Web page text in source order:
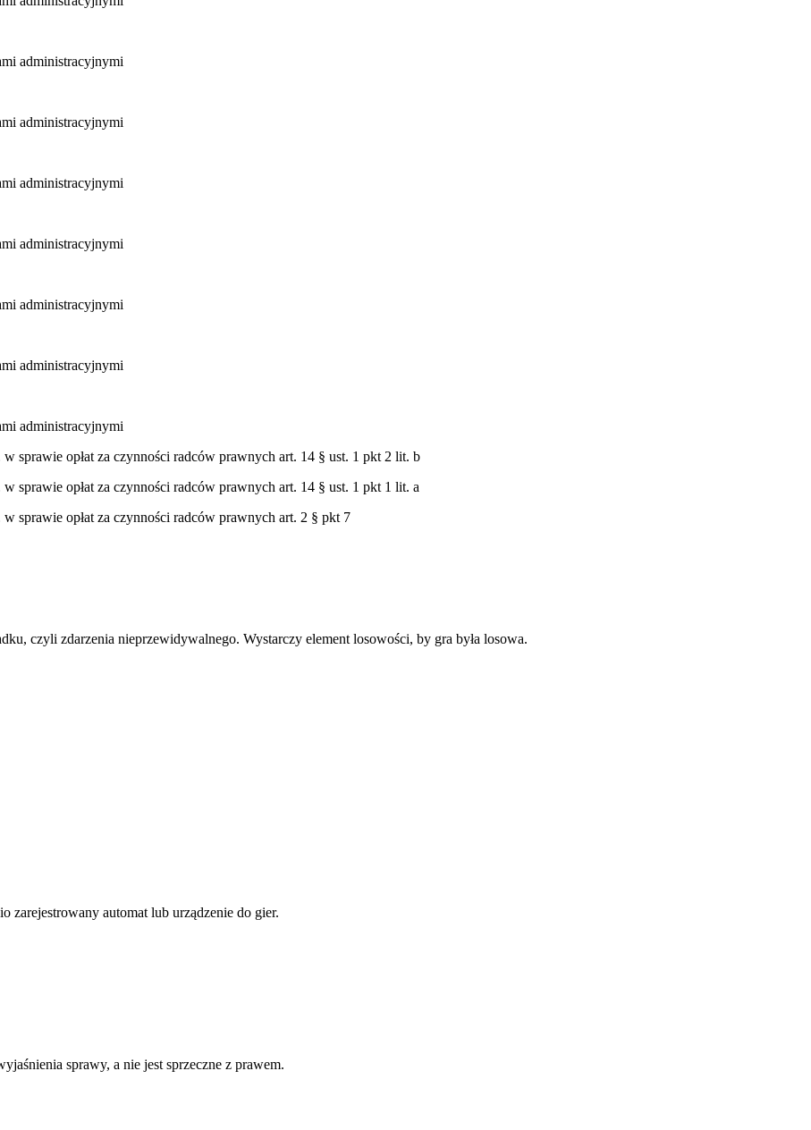
administracyjnymi
administracyjnymi
administracyjnymi
administracyjnymi
administracyjnymi
administracyjnymi
administracyjnymi
sprawie opłat za czynności radców prawnych art. 14 § ust. 1 pkt 2 lit. b
sprawie opłat za czynności radców prawnych art. 14 § ust. 1 pkt 1 lit. a
sprawie opłat za czynności radców prawnych art. 2 § pkt 7
czyli zdarzenia nieprzewidywalnego. Wystarczy element losowości, by gra była losowa.
zarejestrowany automat lub urządzenie do gier.
sprawy, a nie jest sprzeczne z prawem.